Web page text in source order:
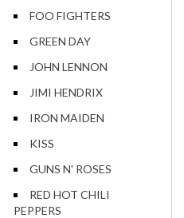
FOO FIGHTERS
GREEN DAY
JOHN LENNON
JIMI HENDRIX
IRON MAIDEN
KISS
GUNS N' ROSES
RED HOT CHILI
PEPPERS